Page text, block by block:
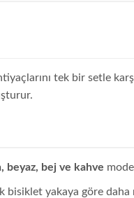
tek bir setle
beyaz, bej ve kahve
bisiklet yakaya göre